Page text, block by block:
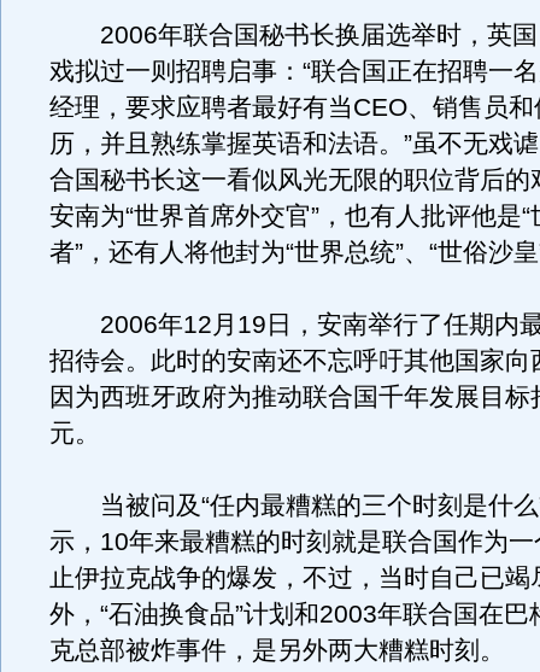
2006年联合国秘书长换届选举时，英国
戏拟过一则招聘启事：“联合国正在招聘一
经理，要求应聘者最好有当CEO、销售员
历，并且熟练掌握英语和法语。”虽不无戏
合国秘书长这一看似风光无限的职位背后的
安南为“世界首席外交官”，也有人批评他是
者”，还有人将他封为“世界总统”、“世俗沙
2006年12月19日，安南举行了任期内
招待会。此时的安南还不忘呼吁其他国家向
因为西班牙政府为推动联合国千年发展目标
元。
当被问及“任内最糟糕的三个时刻是什么
示，10年来最糟糕的时刻就是联合国作为
止伊拉克战争的爆发，不过，当时自己已竭
外，“石油换食品”计划和2003年联合国在巴
克总部被炸事件，是另外两大糟糕时刻。